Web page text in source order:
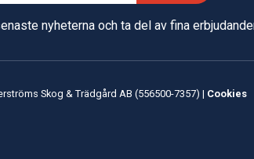
nyheterna och ta del av fina
Skog & Trädgård AB (556500-7357) | Cookies